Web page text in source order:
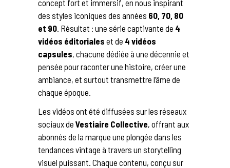
concept fort et immersif, en nous inspirant
des styles iconiques des années 60, 70, 80
et 90. Résultat : une série captivante de 4
vidéos éditoriales et de 4 vidéos
capsules, chacune dédiée à une décennie et
pensée pour raconter une histoire, créer une
ambiance, et surtout transmettre l’âme de
chaque époque.
Les vidéos ont été diffusées sur les réseaux
sociaux de Vestiaire Collective, offrant aux
abonnés de la marque une plongée dans les
tendances vintage à travers un storytelling
visuel puissant. Chaque contenu, conçu sur